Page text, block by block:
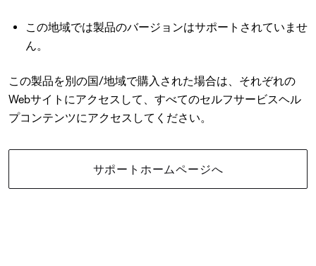
この地域では製品のバージョンはサポートされていませ
ん。
この製品を別の国/地域で購入された場合は、それぞれの
Webサイトにアクセスして、すべてのセルフサービスヘル
プコンテンツにアクセスしてください。
サポートホームページへ